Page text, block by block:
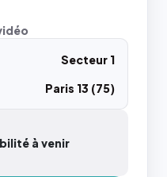
Secteur 1
Paris 13 (75)
à venir